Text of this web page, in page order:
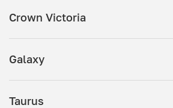
Crown Victoria
Galaxy
Taurus